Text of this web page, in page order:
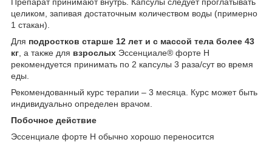
целиком, запивая достаточным количеством воды (примерно
1 стакан).
Для подростков старше 12 лет и с массой тела более 43
кг , а также для взрослых Эссенциале® форте Н
рекомендуется принимать по 2 капсулы 3 раза/сут во время
еды.
Рекомендованный курс терапии – 3 месяца. Курс может быть
индивидуально определен врачом.
Побочное действие
Эссенциале форте Н обычно хорошо переносится